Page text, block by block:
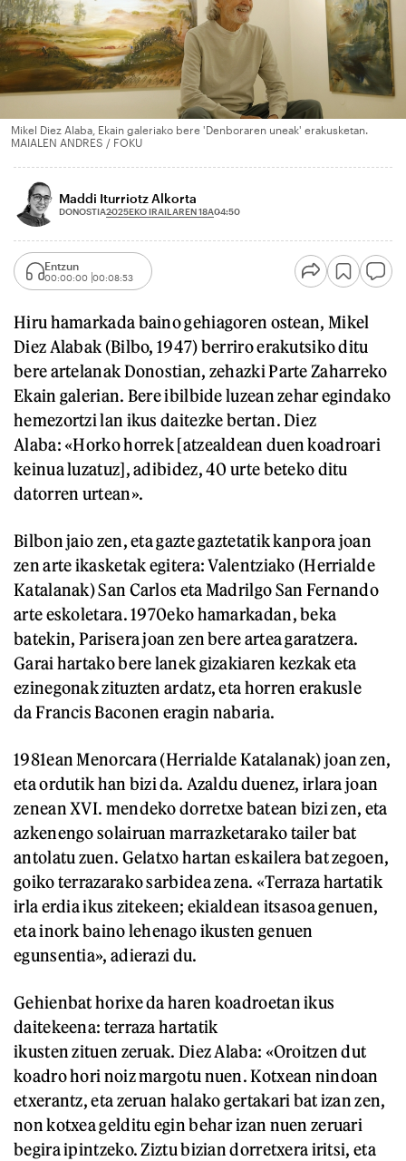
Mikel Diez Alaba, Ekain galeriako bere 'Denboraren uneak' erakusketan.
MAIALEN ANDRES / FOKU
Maddi Iturriotz Alkorta
DONOSTIA2025EKO IRAILAREN 18A04:50
Entzun
00:00:00 00:08:53
Hiru hamarkada baino gehiagoren ostean, Mikel
Diez Alabak (Bilbo, 1947) berriro erakutsiko ditu
bere artelanak Donostian, zehazki Parte Zaharreko
Ekain galerian. Bere ibilbide luzean zehar egindako
hemezortzi lan ikus daitezke bertan. Diez
Alaba: «Horko horrek [atzealdean duen koadroari
keinua luzatuz], adibidez, 40 urte beteko ditu
datorren urtean».
Bilbon jaio zen, eta gazte gaztetatik kanpora joan
zen arte ikasketak egitera: Valentziako (Herrialde
Katalanak) San Carlos eta Madrilgo San Fernando
arte eskoletara. 1970eko hamarkadan, beka
batekin, Parisera joan zen bere artea garatzera.
Garai hartako bere lanek gizakiaren kezkak eta
ezinegonak zituzten ardatz, eta horren erakusle
da Francis Baconen eragin nabaria.
1981ean Menorcara (Herrialde Katalanak) joan zen,
eta ordutik han bizi da. Azaldu duenez, irlara joan
zenean XVI. mendeko dorretxe batean bizi zen, eta
azkenengo solairuan marrazketarako tailer bat
antolatu zuen. Gelatxo hartan eskailera bat zegoen,
goiko terrazarako sarbidea zena. «Terraza hartatik
irla erdia ikus zitekeen; ekialdean itsasoa genuen,
eta inork baino lehenago ikusten genuen
egunsentia», adierazi du.
Gehienbat horixe da haren koadroetan ikus
daitekeena: terraza hartatik
ikusten zituen zeruak. Diez Alaba: «Oroitzen dut
koadro hori noiz margotu nuen. Kotxean nindoan
etxerantz, eta zeruan halako gertakari bat izan zen,
non kotxea gelditu egin behar izan nuen zeruari
begira ipintzeko. Ziztu bizian dorretxera iritsi, eta